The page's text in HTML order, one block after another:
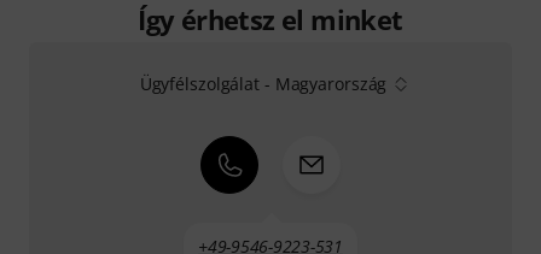
Így érhetsz el minket
Ügyfélszolgálat - Magyarország
+49-9546-9223-531